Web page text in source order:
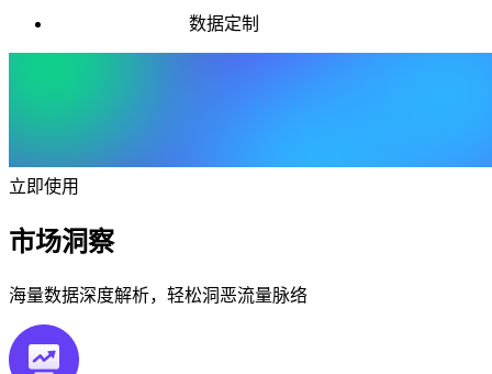
数据定制
立即使用
市场洞察
海量数据深度解析，轻松洞恶流量脉络